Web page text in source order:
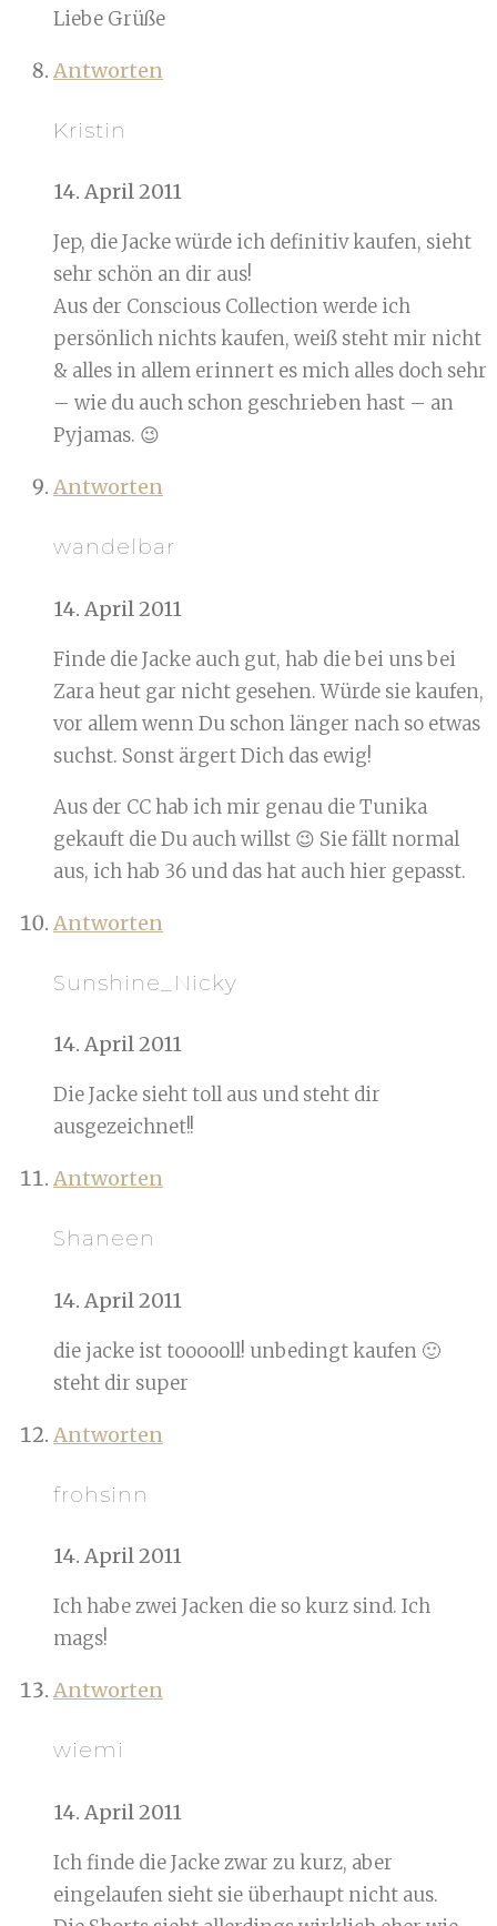
Liebe Grüße
Antworten
Kristin
14. April 2011
Jep, die Jacke würde ich definitiv kaufen, sieht
sehr schön an dir aus!
Aus der Conscious Collection werde ich
persönlich nichts kaufen, weiß steht mir nicht
& alles in allem erinnert es mich alles doch sehr
– wie du auch schon geschrieben hast – an
Pyjamas. 😉
Antworten
wandelbar
14. April 2011
Finde die Jacke auch gut, hab die bei uns bei
Zara heut gar nicht gesehen. Würde sie kaufen,
vor allem wenn Du schon länger nach so etwas
suchst. Sonst ärgert Dich das ewig!
Aus der CC hab ich mir genau die Tunika
gekauft die Du auch willst 😉 Sie fällt normal
aus, ich hab 36 und das hat auch hier gepasst.
Antworten
Sunshine_Nicky
14. April 2011
Die Jacke sieht toll aus und steht dir
ausgezeichnet!!
Antworten
Shaneen
14. April 2011
die jacke ist toooooll! unbedingt kaufen 🙂
steht dir super
Antworten
frohsinn
14. April 2011
Ich habe zwei Jacken die so kurz sind. Ich
mags!
Antworten
wiemi
14. April 2011
Ich finde die Jacke zwar zu kurz, aber
eingelaufen sieht sie überhaupt nicht aus.